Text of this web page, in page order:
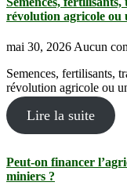
révolution agricole ou
mai 30, 2026Aucun
Semences, fertilisants,
révolution agricole ou
Lire la suite
Peut-on financer
miniers ?